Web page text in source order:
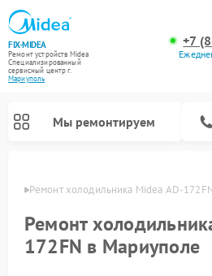
FIX-MIDEA
Ремонт устройств Midea
Специализированный
cервисный центр г.
Мариуполь
+7
Мы ремонтируем
Ремонт холодильника Midea AD-
Ремонт
172FN в Мариуполе